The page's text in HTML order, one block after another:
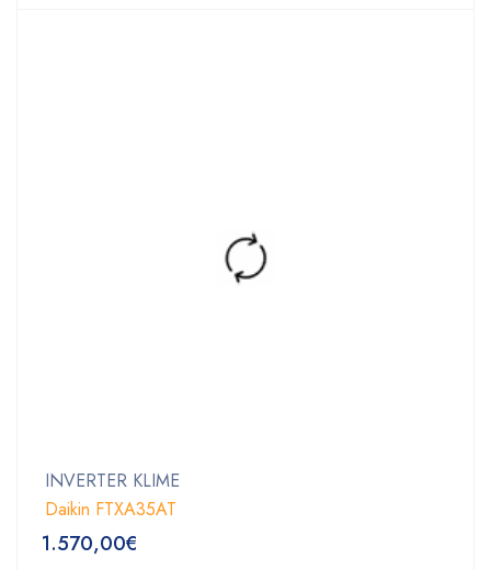
INVERTER KLIME
Daikin FTXA35AT
1.570,00€